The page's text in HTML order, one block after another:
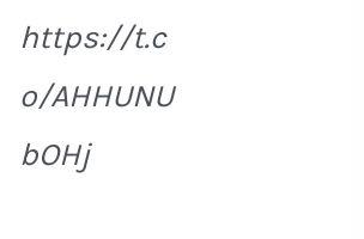
https://t.c
o/AHHUNU
bOHj